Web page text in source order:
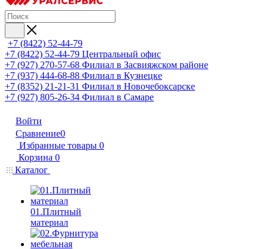
+7 (8422) 52-44-79
+7 (8422) 52-44-79 Центральный офис
+7 (927) 270-57-68 Филиал в Засвияжском районе
+7 (937) 444-68-88 Филиал в Кузнецке
+7 (8352) 21-21-31 Филиал в Новочебоксарске
+7 (927) 805-26-34 Филиал в Самаре
Войти
Сравнение0
Избранные товары 0
Корзина 0
Каталог
01.Плитный
материал